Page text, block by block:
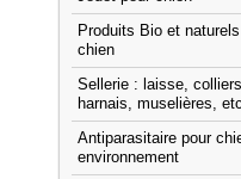
Produits Bio et
chien
Sellerie : laisse,
harnais, muselières,
Antiparasitaire pour
environnement